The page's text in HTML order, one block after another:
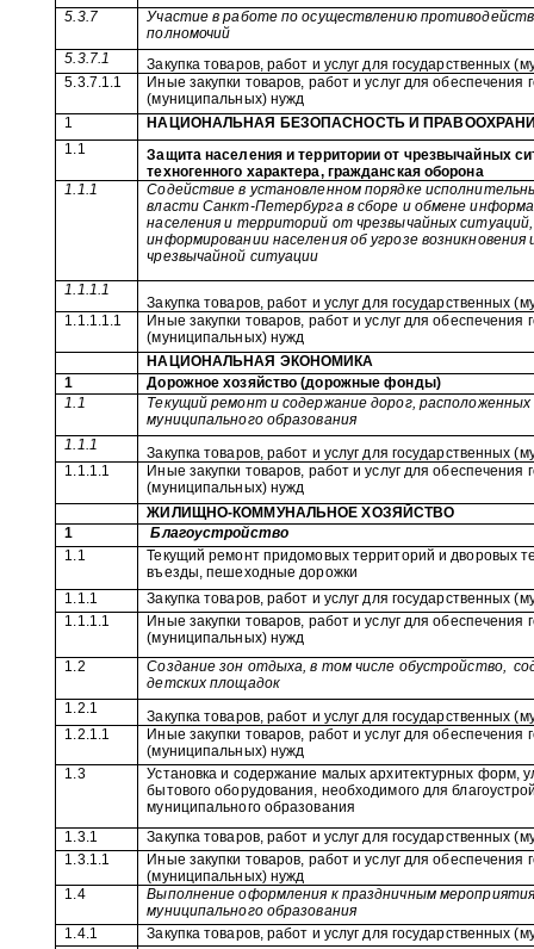
5.3.7
Участие в работе по осуществлению
полномочий
5.3.7.1
Закупка товаров, работ и услуг для государственных
5.3.7.1.1
Иные закупки товаров, работ и услуг для обеспечения
(муниципальных) нужд
1
НАЦИОНАЛЬНАЯ БЕЗОПАСНОСТЬ И
1.1
Защита населения и территории от чрезвычайных
техногенного характера, гражданская оборона
1.1.1
Содействие в установленном порядке
власти Санкт-Петербурга в сборе и обмене
населения и территорий от чрезвычайных
информировании населения об угрозе возникновения
чрезвычайной ситуации
1.1.1.1
Закупка товаров, работ и услуг для государственных
1.1.1.1.1
Иные закупки товаров, работ и услуг для обеспечения
(муниципальных) нужд
НАЦИОНАЛЬНАЯ ЭКОНОМИКА
1
Дорожное хозяйство (дорожные фонды)
1.1
Текущий ремонт и содержание дорог, расположенных
муниципального образования
1.1.1
Закупка товаров, работ и услуг для государственных
1.1.1.1
Иные закупки товаров, работ и услуг для обеспечения
(муниципальных) нужд
ЖИЛИЩНО-КОММУНАЛЬНОЕ ХОЗЯЙСТВО
1
Благоустройство
1.1
Текущий ремонт придомовых территорий и дворовых
въезды, пешеходные дорожки
1.1.1
Закупка товаров, работ и услуг для государственных
1.1.1.1
Иные закупки товаров, работ и услуг для обеспечения
(муниципальных) нужд
1.2
Создание зон отдыха, в том числе обустройство,
детских площадок
1.2.1
Закупка товаров, работ и услуг для государственных
1.2.1.1
Иные закупки товаров, работ и услуг для обеспечения
(муниципальных) нужд
1.3
Установка и содержание малых архитектурных форм,
бытового оборудования, необходимого для
муниципального образования
1.3.1
Закупка товаров, работ и услуг для государственных
1.3.1.1
Иные закупки товаров, работ и услуг для обеспечения
(муниципальных) нужд
1.4
Выполнение оформления к праздничным
муниципального образования
1.4.1
Закупка товаров, работ и услуг для государственных